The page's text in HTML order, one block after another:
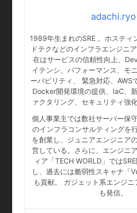
adachi.ryo
1989年生まれのSRE 。ホスティ
ドテクなどのインフラエンジニ
在はサービスの信頼性向上、
イテンシ、パフォーマンス、モ
ーバビリティ、 緊急対応、AWS
Docker開発環境の提供、IaC、
ァクタリング、セキュリティ強
個人事業主では数社サーバー保
のインフラコンサルティングを
を創業し、ジュニアエンジニア
営している。さらに、エンジニ
ィア「TECH WORLD」では
し、過去には脆弱性スキャナ「
も貢献。 ガジェット系エンジニ
も発信。